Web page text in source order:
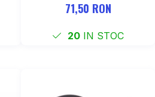
71,50 RON
20 IN STOC